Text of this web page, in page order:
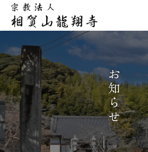
お
知
ら
せ